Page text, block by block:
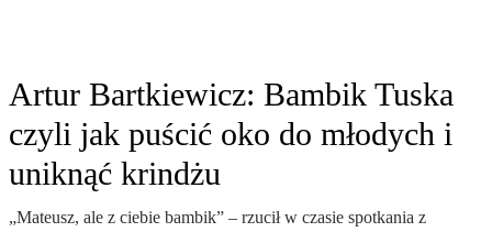
Artur Bartkiewicz: Bambik Tuska
czyli jak puścić oko do młodych i
uniknąć krindżu
„Mateusz, ale z ciebie bambik” – rzucił w czasie spotkania z